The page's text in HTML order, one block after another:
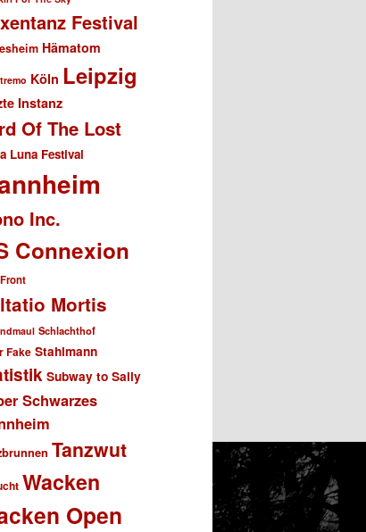
Festival
Hämatom
Köln Leipzig
Instanz
Of The Lost
Luna Festival
Inc.
Connexion
Mortis
Schlachthof
Fake Stahlmann
Subway to Sally
Schwarzes
Tanzwut
Wacken
Open